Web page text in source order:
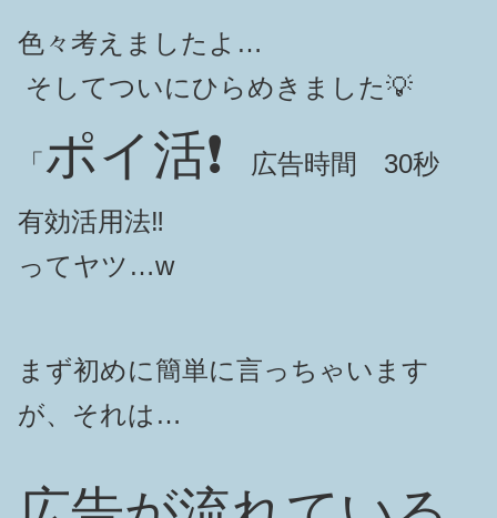
色々考えましたよ…
そしてついにひらめきました💡
「 ポイ活❗️
広告時間 30秒
有効活用法‼️
ってヤツ…w
まず初めに簡単に言っちゃいます
が、それは…